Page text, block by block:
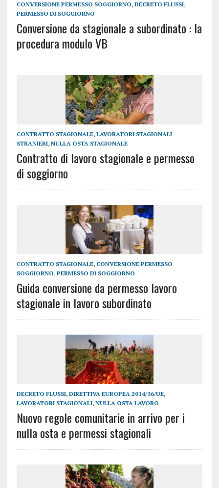
CONVERSIONE PERMESSO SOGGIORNO, DECRETO FLUSSI,
PERMESSO DI SOGGIORNO
Conversione da stagionale a subordinato : la
procedura modulo VB
CONTRATTO STAGIONALE, LAVORATORI STAGIONALI
STRANIERI, NULLA OSTA STAGIONALE
Contratto di lavoro stagionale e permesso
di soggiorno
CONTRATTO STAGIONALE, CONVERSIONE PERMESSO
SOGGIORNO, PERMESSO DI SOGGIORNO
Guida conversione da permesso lavoro
stagionale in lavoro subordinato
DECRETO FLUSSI, DIRETTIVA EUROPEA 2014/36/UE,
LAVORATORI STAGIONALI, NULLA OSTA LAVORO
Nuovo regole comunitarie in arrivo per i
nulla osta e permessi stagionali